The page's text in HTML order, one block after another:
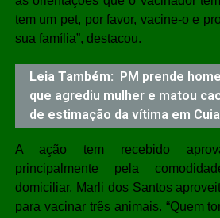
tem um pet, por favor, vacine-o e
sua família”, destacou.
Leia Também: PM prende
que agrediu mulher e matou
de estimação da vítima em
A ação tem recebido
principalmente pela
domiciliar. Marli dos Santos
para vacinar três animais. “Quem